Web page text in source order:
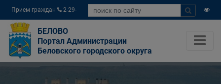
Прием граждан
2-29-
04
БЕЛОВО
Портал Администрации
Беловского городского округа